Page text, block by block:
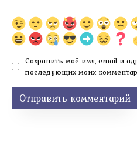
Сохранить моё имя, email и
последующих моих